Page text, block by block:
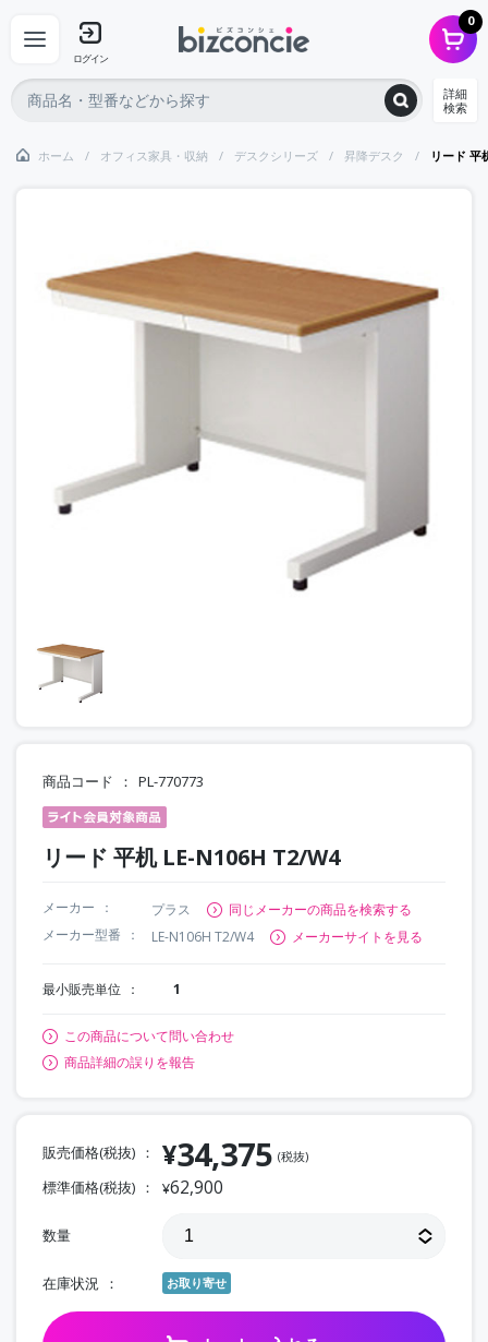
ログイン
0
詳細
検索
ホーム オフィス家具・収納 デスクシリーズ 昇降デスク リード 平
商品コード PL-770773
リード 平机 LE-N106H T2/W4
メーカー プラス
同じメーカーの商品を検索する
メーカー型番
LE-N106H T2/W4 メーカーサイトを見る
最小販売単位 1
この商品について問い合わせ
商品詳細の誤りを報告
販売価格(税抜) ¥34,375 (税抜)
標準価格(税抜) ¥62,900
数量
在庫状況 お取り寄せ